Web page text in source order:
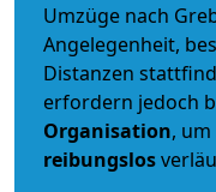
Umzüge nach
Angelegenheit,
Distanzen
erfordern jedoch
Organisation,
reibungslos